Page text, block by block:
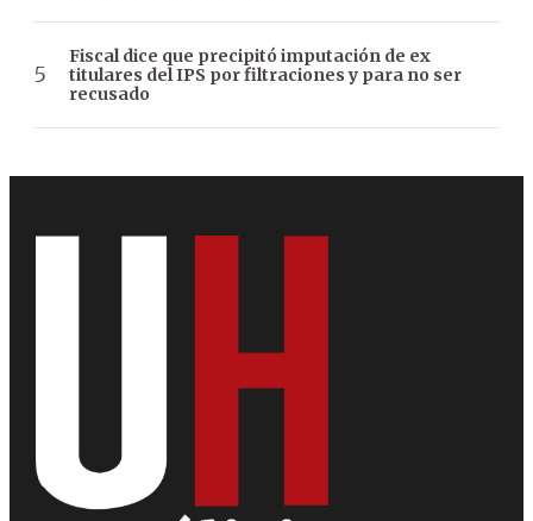
Fiscal dice que precipitó imputación de ex
titulares del IPS por filtraciones y para no ser
recusado